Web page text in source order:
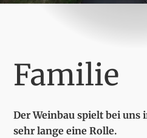
Familie
Der Weinbau spielt bei uns
sehr lange eine Rolle.